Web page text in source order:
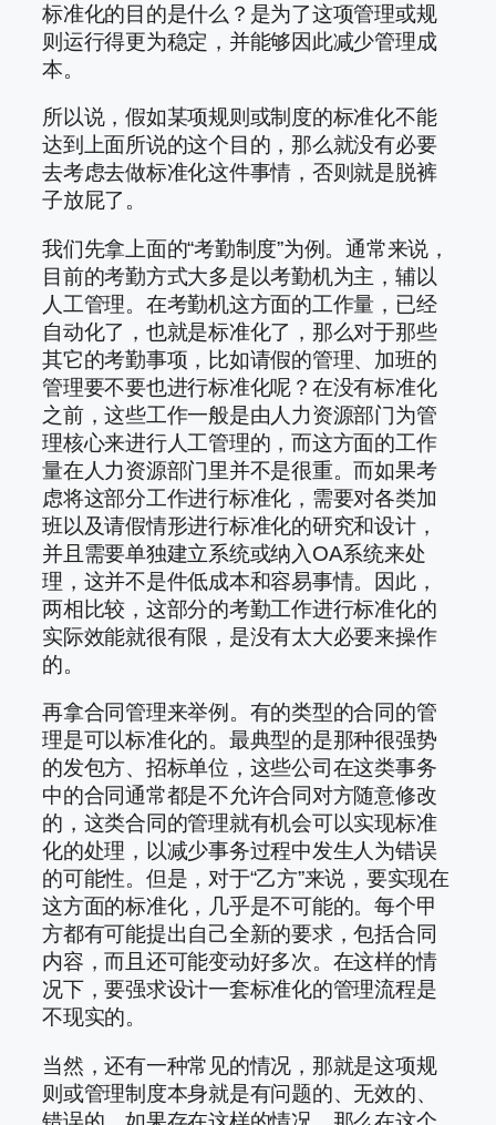
标准化的目的是什么？是为了这项管理或规
则运行得更为稳定，并能够因此减少管理成
本。
所以说，假如某项规则或制度的标准化不能
达到上面所说的这个目的，那么就没有必要
去考虑去做标准化这件事情，否则就是脱裤
子放屁了。
我们先拿上面的“考勤制度”为例。通常来说，
目前的考勤方式大多是以考勤机为主，辅以
人工管理。在考勤机这方面的工作量，已经
自动化了，也就是标准化了，那么对于那些
其它的考勤事项，比如请假的管理、加班的
管理要不要也进行标准化呢？在没有标准化
之前，这些工作一般是由人力资源部门为管
理核心来进行人工管理的，而这方面的工作
量在人力资源部门里并不是很重。而如果考
虑将这部分工作进行标准化，需要对各类加
班以及请假情形进行标准化的研究和设计，
并且需要单独建立系统或纳入OA系统来处
理，这并不是件低成本和容易事情。因此，
两相比较，这部分的考勤工作进行标准化的
实际效能就很有限，是没有太大必要来操作
的。
再拿合同管理来举例。有的类型的合同的管
理是可以标准化的。最典型的是那种很强势
的发包方、招标单位，这些公司在这类事务
中的合同通常都是不允许合同对方随意修改
的，这类合同的管理就有机会可以实现标准
化的处理，以减少事务过程中发生人为错误
的可能性。但是，对于“乙方”来说，要实现在
这方面的标准化，几乎是不可能的。每个甲
方都有可能提出自己全新的要求，包括合同
内容，而且还可能变动好多次。在这样的情
况下，要强求设计一套标准化的管理流程是
不现实的。
当然，还有一种常见的情况，那就是这项规
则或管理制度本身就是有问题的、无效的、